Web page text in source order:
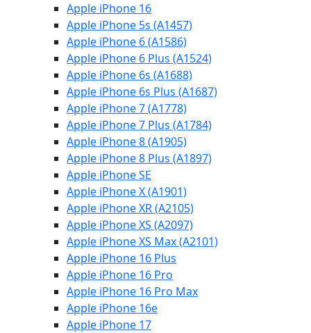
Apple iPhone 16
Apple iPhone 5s (A1457)
Apple iPhone 6 (A1586)
Apple iPhone 6 Plus (A1524)
Apple iPhone 6s (A1688)
Apple iPhone 6s Plus (A1687)
Apple iPhone 7 (A1778)
Apple iPhone 7 Plus (A1784)
Apple iPhone 8 (A1905)
Apple iPhone 8 Plus (A1897)
Apple iPhone SE
Apple iPhone X (A1901)
Apple iPhone XR (A2105)
Apple iPhone XS (A2097)
Apple iPhone XS Max (A2101)
Apple iPhone 16 Plus
Apple iPhone 16 Pro
Apple iPhone 16 Pro Max
Apple iPhone 16e
Apple iPhone 17